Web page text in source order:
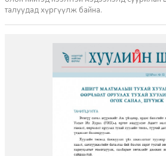
талуудад хүргүүлж байна.